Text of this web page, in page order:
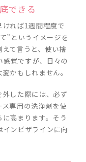
できる
れば1週間程度で
”というイメージを
て言うと、使い捨
覚ですが、日々の
かもしれません。
した際には、必ず
専用の洗浄剤を使
高まります。そう
インビザラインに向